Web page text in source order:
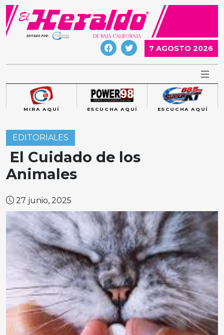
Skip
content
7 AGOSTO 2026
MIRA AQUÍ ESCUCHA AQUÍ ESCUCHA AQUÍ
EDITORIALES
El Cuidado de los
Animales
27 junio, 2025